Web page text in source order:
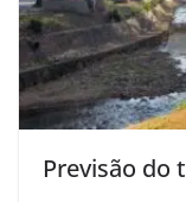
Previsão do